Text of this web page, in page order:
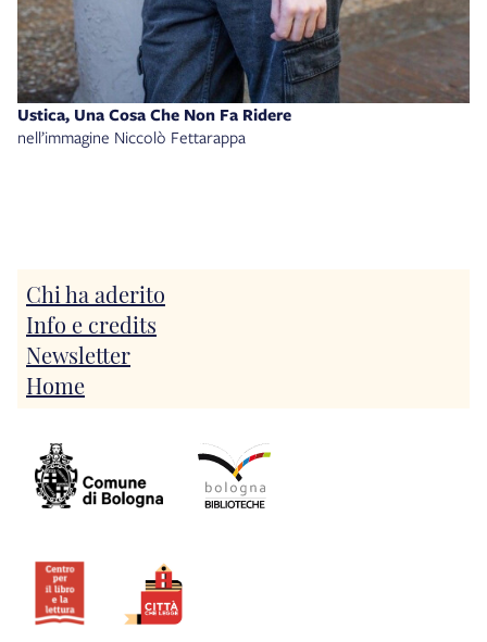
Ustica, Una Cosa Che Non Fa Ridere
nell’immagine Niccolò Fettarappa
Chi ha aderito
Info e credits
Newsletter
Home